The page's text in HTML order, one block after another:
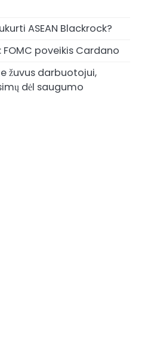
ASEAN Blackrock?
FOMC poveikis Cardano
žuvus darbuotojui,
dėl saugumo